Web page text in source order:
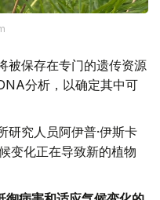
被保存在专门的遗传资源
分析，以确定其中可
研究人员阿伊普·伊斯卡
变化正在导致新的植物